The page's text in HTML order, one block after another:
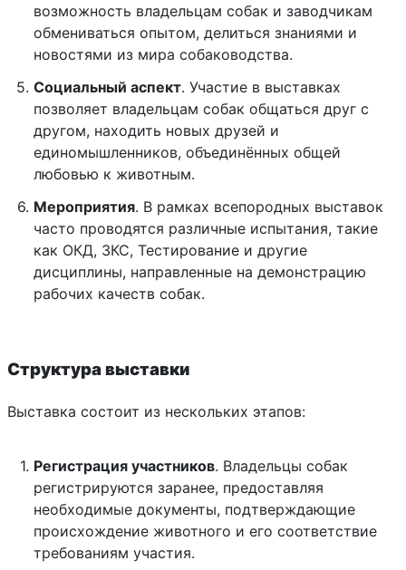
возможность владельцам собак и заводчикам
обмениваться опытом, делиться знаниями и
новостями из мира собаководства.
Социальный аспект. Участие в выставках
позволяет владельцам собак общаться друг с
другом, находить новых друзей и
единомышленников, объединённых общей
любовью к животным.
Мероприятия. В рамках всепородных выставок
часто проводятся различные испытания, такие
как ОКД, ЗКС, Тестирование и другие
дисциплины, направленные на демонстрацию
рабочих качеств собак.
Структура выставки
Выставка состоит из нескольких этапов:
Регистрация участников. Владельцы собак
регистрируются заранее, предоставляя
необходимые документы, подтверждающие
происхождение животного и его соответствие
требованиям участия.